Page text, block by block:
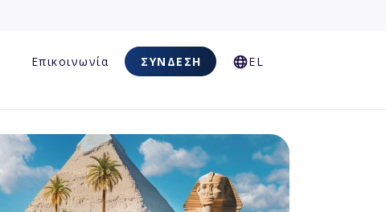
Επικοινωνία ΣΎΝΔΕΣΗ EL